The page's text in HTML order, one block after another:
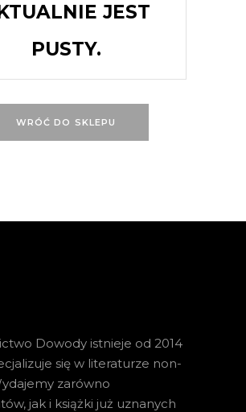
JEST
PUSTY.
WRÓĆ DO SKLEPU
Dowody istnieje od 2014
się w literaturze non-
zarówno
jak i książki już uznanych